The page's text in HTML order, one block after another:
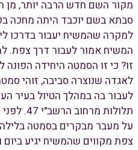
סבתא בשם יוכבד היתה מחכה
למקרה שהמשיח יעבור בדרכו
המשיח אמור לעבור דרך צפת.
זו? כי זו הסמטה היחידה הפונה
לאגדה שנוצרה סביבה, זוהי
לעבור בה במהלך הטיול בעיר
תלולות
צפת מקווים שהמשיח יגיע ביום